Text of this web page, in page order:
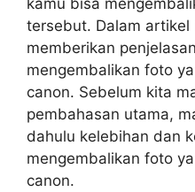
tersebut. Dalam artikel
memberikan
mengembalikan foto
canon. Sebelum kita
pembahasan utama,
dahulu kelebihan dan
mengembalikan foto
canon.